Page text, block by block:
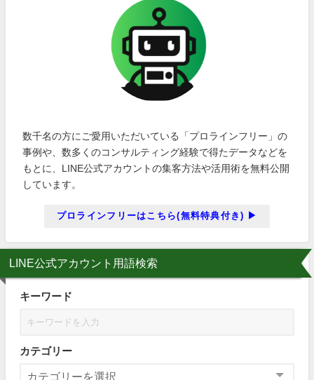
数千名の方にご愛用いただいている「プロラインフリー」の
事例や、数多くのコンサルティング経験で得たデータなどを
もとに、LINE公式アカウントの集客方法や活用術を無料公開
しています。
プロラインフリーはこちら(無料特典付き) ▶
LINE公式アカウント用語検索
キーワード
カテゴリー